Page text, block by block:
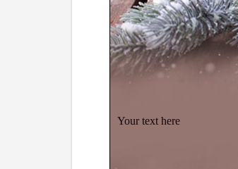
Your text here